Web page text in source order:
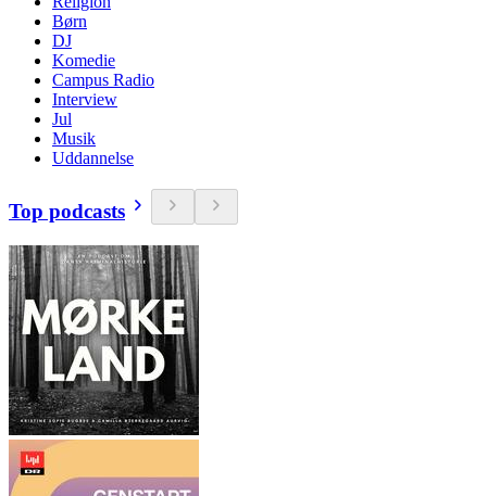
Børn
DJ
Komedie
Campus Radio
Interview
Jul
Musik
Uddannelse
Top podcasts